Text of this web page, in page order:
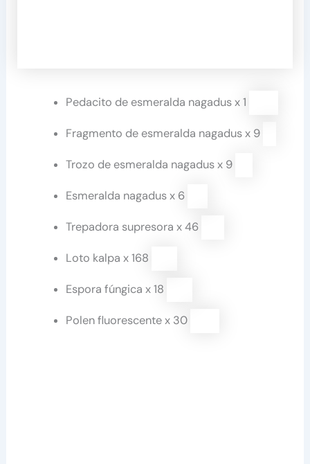
Pe­da­ci­to de es­me­ral­da na­ga­dus x 1
Frag­men­to de es­me­ral­da na­ga­dus x 9
Tro­zo de es­me­ral­da na­ga­dus x 9
Es­me­ral­da na­ga­dus x 6
Trepadora supresora x 46
Loto kalpa x 168
Espora fúngica x 18
Polen fluorescente x 30